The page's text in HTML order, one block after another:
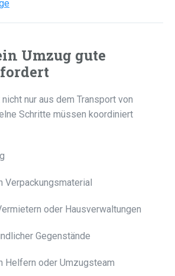
Umzug gute
nur aus dem Transport von
Schritte müssen koordiniert
Verpackungsmaterial
oder Hausverwaltungen
Gegenstände
Helfern oder Umzugsteam